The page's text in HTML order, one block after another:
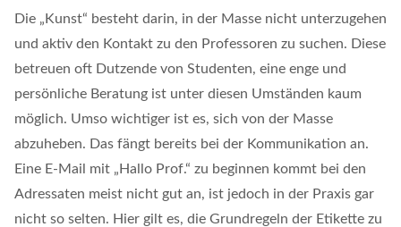
Die „Kunst“ besteht darin, in der Masse nicht unterzugehen
und aktiv den Kontakt zu den Professoren zu suchen. Diese
betreuen oft Dutzende von Studenten, eine enge und
persönliche Beratung ist unter diesen Umständen kaum
möglich. Umso wichtiger ist es, sich von der Masse
abzuheben. Das fängt bereits bei der Kommunikation an.
Eine E-Mail mit „Hallo Prof.“ zu beginnen kommt bei den
Adressaten meist nicht gut an, ist jedoch in der Praxis gar
nicht so selten. Hier gilt es, die Grundregeln der Etikette zu